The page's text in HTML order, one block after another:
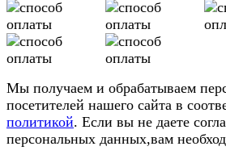
Мы получаем и обрабатываем
посетителей нашего сайта в
политикой. Если вы не даете
персональных данных,вам